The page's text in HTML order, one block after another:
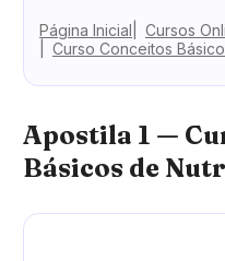
Página Inicial
Cursos
Curso Conceitos
Apostila 1 —
Básicos de